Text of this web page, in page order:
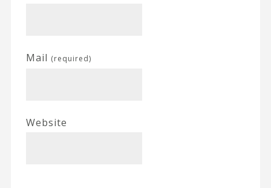
Mail (required)
Website